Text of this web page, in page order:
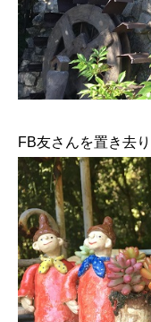
FB友さんを置き去り